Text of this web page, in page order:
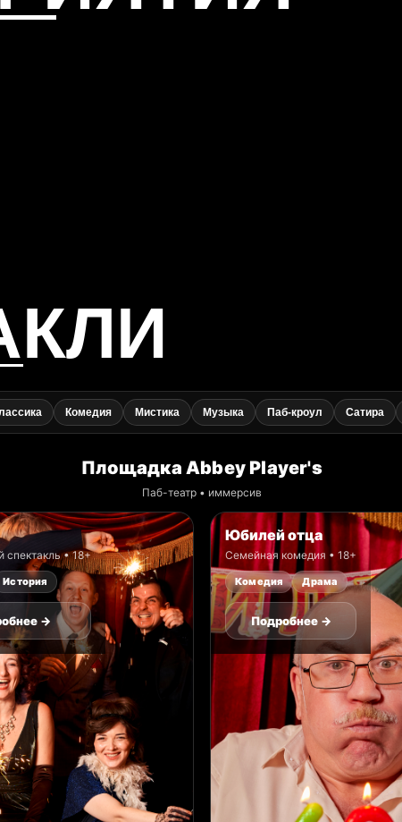
Комедия Мистика Музыка Паб-кроул Сатира
Площадка Abbey Player's
Паб-театр • иммерсив
• 18+
История
→
Юбилей отца
Семейная комедия • 18+
Комедия Драма
Подробнее →